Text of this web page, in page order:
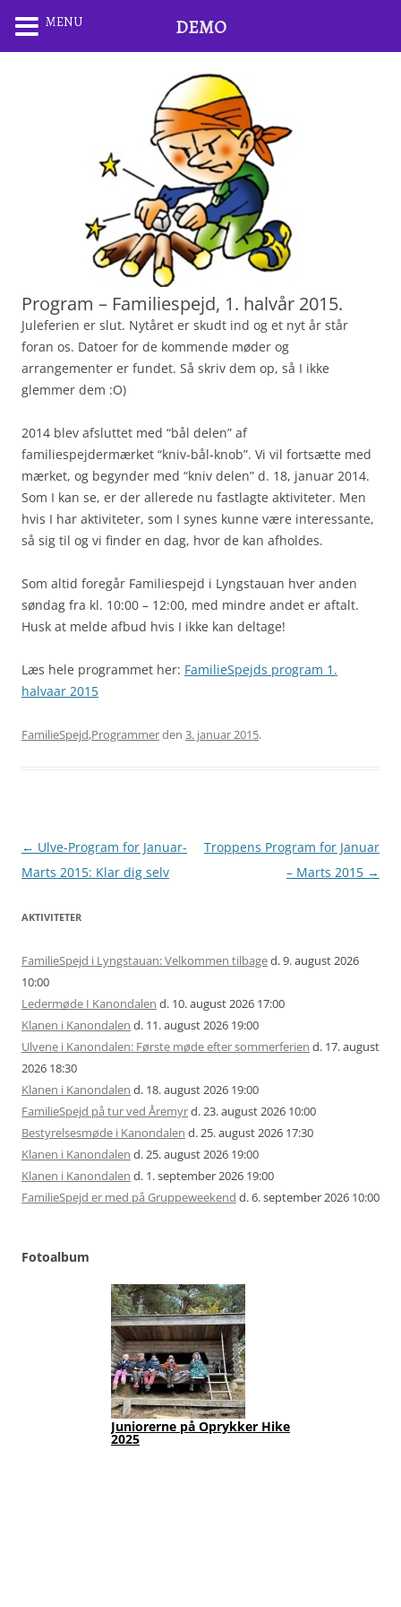
Program – Familiespejd, 1. halvår 2015.
Juleferien er slut. Nytåret er skudt ind og et nyt år står
foran os. Datoer for de kommende møder og
arrangementer er fundet. Så skriv dem op, så I ikke
glemmer dem :O)
2014 blev afsluttet med “bål delen” af
familiespejdermærket “kniv-bål-knob”. Vi vil fortsætte med
mærket, og begynder med “kniv delen” d. 18, januar 2014.
Som I kan se, er der allerede nu fastlagte aktiviteter. Men
hvis I har aktiviteter, som I synes kunne være interessante,
så sig til og vi finder en dag, hvor de kan afholdes.
Som altid foregår Familiespejd i Lyngstauan hver anden
søndag fra kl. 10:00 – 12:00, med mindre andet er aftalt.
Husk at melde afbud hvis I ikke kan deltage!
Læs hele programmet her: FamilieSpejds program 1.
halvaar 2015
FamilieSpejd,Programmerden 3. januar 2015.
Artikel
navigation
← Ulve-Program for Januar-
Marts 2015: Klar dig selv
Troppens Program for Januar
– Marts 2015 →
AKTIVITETER
FamilieSpejd i Lyngstauan: Velkommen tilbaged. 9. august 2026
10:00
Ledermøde I Kanondalen d. 10. august 2026 17:00
Klanen i Kanondalen d. 11. august 2026 19:00
Ulvene i Kanondalen: Første møde efter sommerferien d. 17. august
2026 18:30
Klanen i Kanondalen d. 18. august 2026 19:00
FamilieSpejd på tur ved Åremyrd. 23. august 2026 10:00
Bestyrelsesmøde i Kanondalen d. 25. august 2026 17:30
Klanen i Kanondalen d. 25. august 2026 19:00
Klanen i Kanondalen d. 1. september 2026 19:00
FamilieSpejd er med på Gruppeweekend d. 6. september 2026 10:00
Fotoalbum
Juniorerne på Oprykker Hike
2025
MENU DEMO